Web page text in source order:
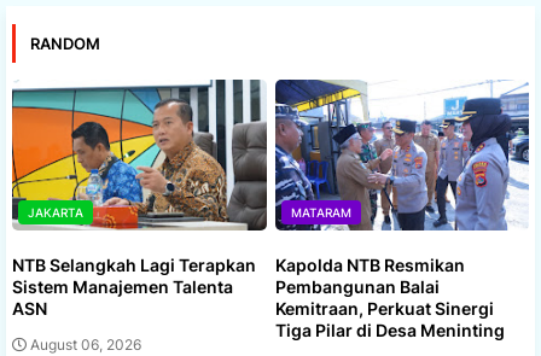
RANDOM
JAKARTA
NTB Selangkah Lagi Terapkan
Sistem Manajemen Talenta
ASN
August 06, 2026
MATARAM
Kapolda NTB Resmikan
Pembangunan Balai
Kemitraan, Perkuat Sinergi
Tiga Pilar di Desa Meninting